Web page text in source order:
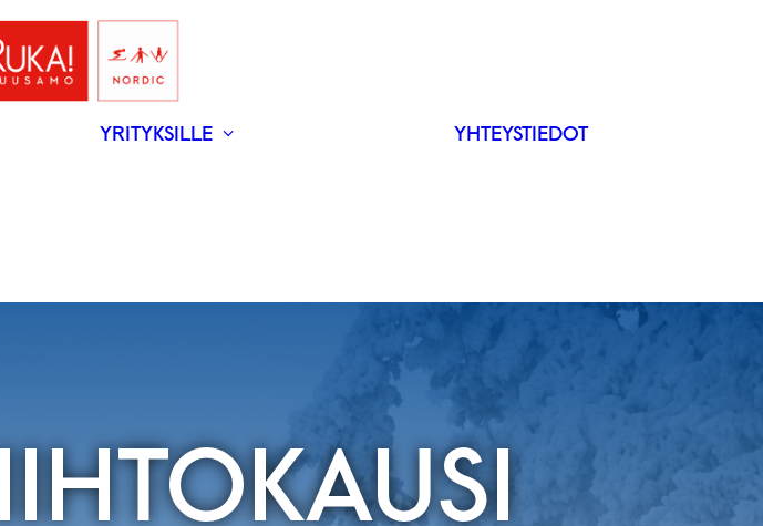
YRITYKSILLE YHTEYSTIEDOT